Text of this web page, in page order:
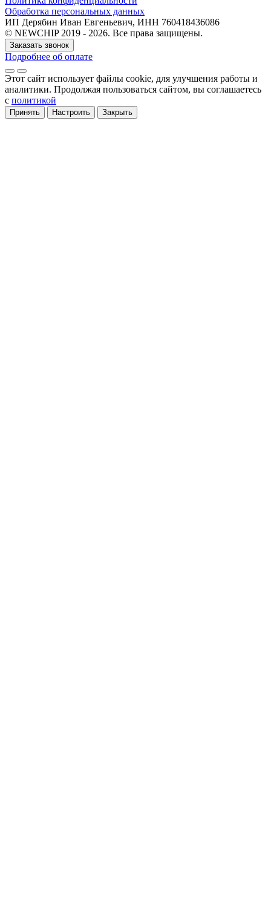
Обработка персональных данных
ИП Дерябин Иван Евгеньевич, ИНН 760418436086
© NEWCHIP 2019 - 2026. Все права защищены.
Заказать звонок
Подробнее об оплате
Этот сайт использует файлы cookie, для улучшения работы и
аналитики. Продолжая пользоваться сайтом, вы соглашаетесь
с политикой
Принять Настроить Закрыть